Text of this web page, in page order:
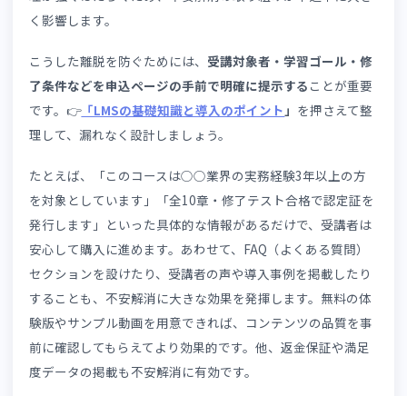
ここからは、こうしたカゴ落ちを防ぐための5つの改善ポ
2. 改善ポイント①：申込「前」の不安を解
できているか
多くのカゴ落ちは、価格の高さではなく不安が原因で発生
ています。「本当に自分に必要な内容なのか」「受講期限
条件はどうなっているのか」「会社に説明できるだけの情
が揃っているか」といった疑問が解消されないまま申込画
に進むと、決済直前で「やめておこう」という判断につな
ります。特にeラーニングのような高単価な無形商材では、
「お金を払ったのに期待外れだったらどうしよう」という